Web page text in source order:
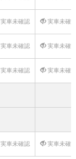
実車未確認 実車未確
実車未確認 実車未確
実車未確認 実車未確
実車未確認 実車未確